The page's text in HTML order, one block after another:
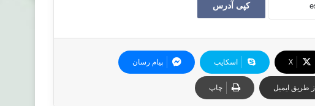
کپی آدرس
X اسکایپ پیام رسان
طریق ایمیل چاپ